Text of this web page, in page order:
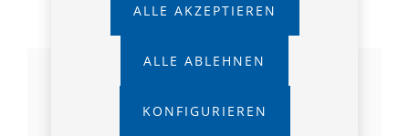
ALLE AKZEPTIEREN
ALLE ABLEHNEN
KONFIGURIEREN